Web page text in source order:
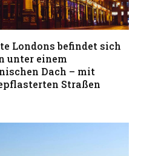
Londons befindet sich
unter einem
Dach – mit
Straßen